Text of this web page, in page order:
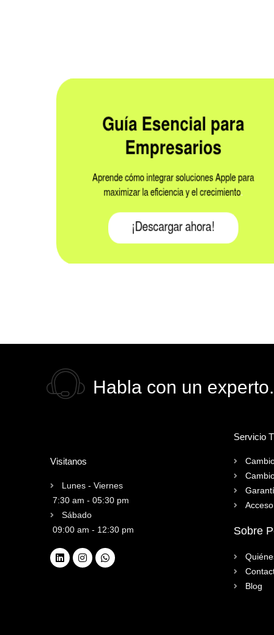
Habla con un experto.
Visitanos
Lunes - Viernes
7:30 am - 05:30 pm
Sábado
09:00 am - 12:30 pm
Servicio
Sobre
Blog